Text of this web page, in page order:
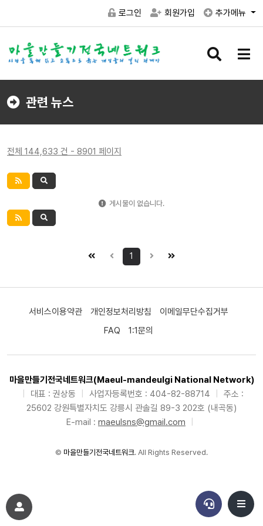
로그인 회원가입 추가메뉴
검
버
메
버
관련 뉴스
전체 144,633 건 - 8901 페이지
게시물이 없습니다.
1
서비스이용약관 개인정보처리방침
이메일무단수집거부
FAQ
1:1문의
마을만들기전국네트워크(Maeul-mandeulgi National Network)
대표 : 권상동 사업자등록번호 : 404-82-88714
주소 :
25602 강원특별자치도 강릉시 관솔길 89-3 202호 (내곡동)
E-mail : maeulsns@gmail.com
© 마을만들기전국네트워크. All Rights Reserved.